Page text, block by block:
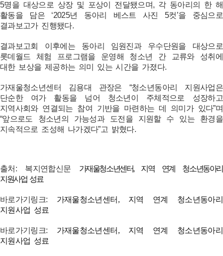
5명을 대상으로 상장 및 포상이 전달됐으며, 각 동아리의 한 해
활동을 담은 ‘2025년 동아리 베스트 사진 5컷’을 중심으로
결과보고가 진행됐다.
결과보고회 이후에는 동아리 임원진과 우수단원을 대상으로
롯데월드 체험 프로그램을 운영해 청소년 간 교류와 성취에
대한 보상을 제공하는 의미 있는 시간을 가졌다.
가재울청소년센터 김용대 관장은 “청소년동아리 지원사업은
단순한 여가 활동을 넘어 청소년이 주체적으로 성장하고
지역사회와 연결되는 참여 기반을 마련하는 데 의미가 있다”며
“앞으로도 청소년의 가능성과 도전을 지원할 수 있는 환경을
지속적으로 조성해 나가겠다”고 밝혔다.
출처: 복지연합신문 가재울청소년센터, 지역 연계 청소년동아리
지원사업 성료
바로가기링크: 가재울청소년센터, 지역 연계 청소년동아리
지원사업 성료
바로가기링크: 가재울청소년센터, 지역 연계 청소년동아리
지원사업 성료